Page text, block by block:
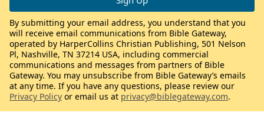
By submitting your email address, you understand that you
will receive email communications from Bible Gateway,
operated by HarperCollins Christian Publishing, 501 Nelson
Pl, Nashville, TN 37214 USA, including commercial
communications and messages from partners of Bible
Gateway. You may unsubscribe from Bible Gateway’s emails
at any time. If you have any questions, please review our
Privacy Policy or email us at privacy@biblegateway.com.